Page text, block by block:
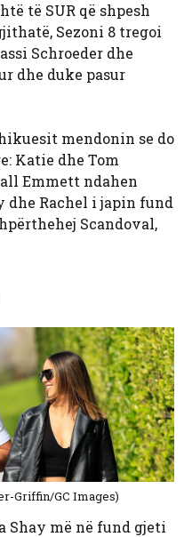
të SUR që shpesh
Sezoni 8 tregoi
Schroeder dhe
dhe duke pasur
mendonin se do
Katie dhe Tom
Emmett ndahen
dhe Rachel i japin fund
Scandoval,
Griffin/GC Images)
Shay më në fund gjeti